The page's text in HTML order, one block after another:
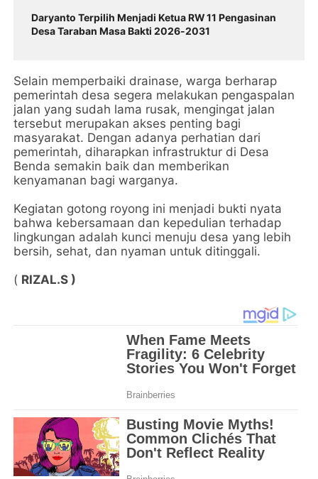
Daryanto Terpilih Menjadi Ketua RW 11 Pengasinan
Desa Taraban Masa Bakti 2026‑2031
Selain memperbaiki drainase, warga berharap
pemerintah desa segera melakukan pengaspalan
jalan yang sudah lama rusak, mengingat jalan
tersebut merupakan akses penting bagi
masyarakat. Dengan adanya perhatian dari
pemerintah, diharapkan infrastruktur di Desa
Benda semakin baik dan memberikan
kenyamanan bagi warganya.
Kegiatan gotong royong ini menjadi bukti nyata
bahwa kebersamaan dan kepedulian terhadap
lingkungan adalah kunci menuju desa yang lebih
bersih, sehat, dan nyaman untuk ditinggali.
( RIZAL.S )